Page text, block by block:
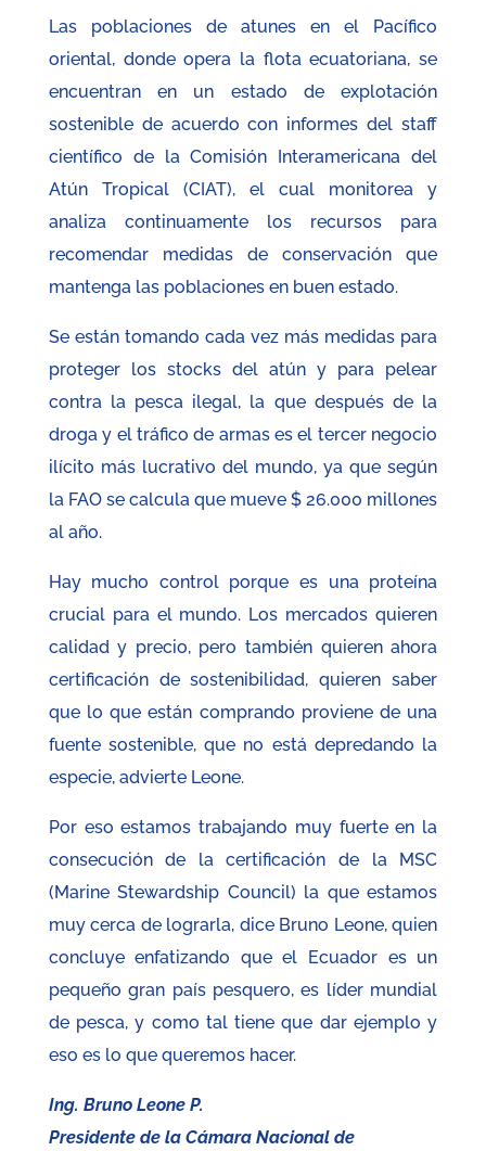
Las poblaciones de atunes en el Pacífico
oriental, donde opera la flota ecuatoriana, se
encuentran en un estado de explotación
sostenible de acuerdo con informes del staff
científico de la Comisión Interamericana del
Atún Tropical (CIAT), el cual monitorea y
analiza continuamente los recursos para
recomendar medidas de conservación que
mantenga las poblaciones en buen estado.
Se están tomando cada vez más medidas para
proteger los stocks del atún y para pelear
contra la pesca ilegal, la que después de la
droga y el tráfico de armas es el tercer negocio
ilícito más lucrativo del mundo, ya que según
la FAO se calcula que mueve $ 26.000 millones
al año.
Hay mucho control porque es una proteína
crucial para el mundo. Los mercados quieren
calidad y precio, pero también quieren ahora
certificación de sostenibilidad, quieren saber
que lo que están comprando proviene de una
fuente sostenible, que no está depredando la
especie, advierte Leone.
Por eso estamos trabajando muy fuerte en la
consecución de la certificación de la MSC
(Marine Stewardship Council) la que estamos
muy cerca de lograrla, dice Bruno Leone, quien
concluye enfatizando que el Ecuador es un
pequeño gran país pesquero, es líder mundial
de pesca, y como tal tiene que dar ejemplo y
eso es lo que queremos hacer.
Ing. Bruno Leone P.
Presidente de la Cámara Nacional de